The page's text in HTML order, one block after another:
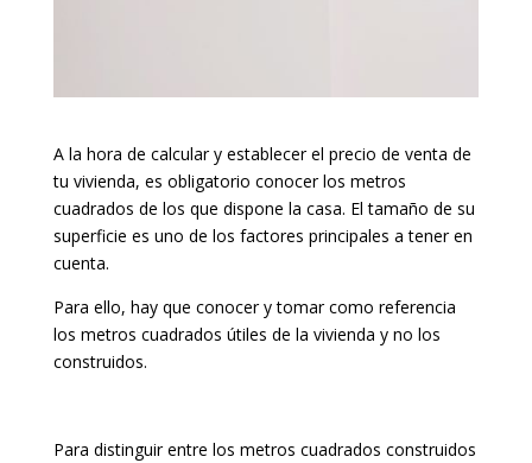
A la hora de calcular y establecer el precio de venta de
tu vivienda, es obligatorio conocer los metros
cuadrados de los que dispone la casa. El tamaño de su
superficie es uno de los factores principales a tener en
cuenta.
Para ello, hay que conocer y tomar como referencia
los metros cuadrados útiles de la vivienda y no los
construidos.
Para distinguir entre los metros cuadrados construidos